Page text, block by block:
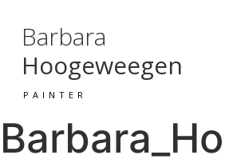
Barbara
Hoogeweegen
PAINTER